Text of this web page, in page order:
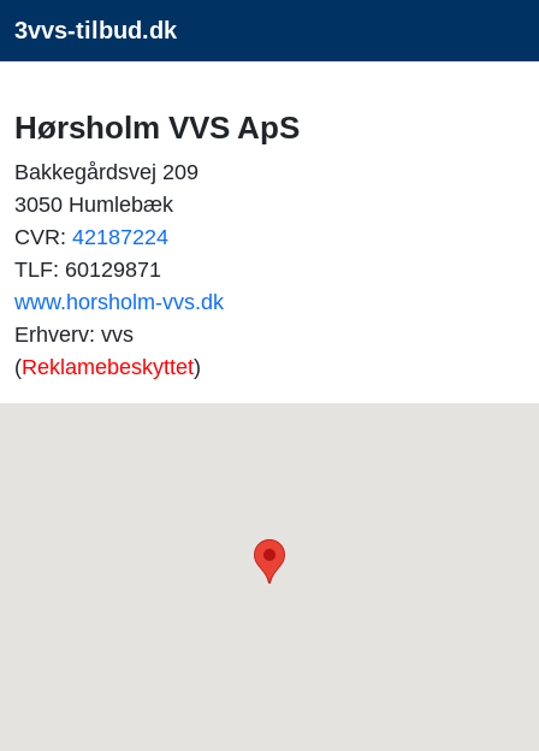
3vvs-tilbud.dk
Hørsholm VVS ApS
Bakkegårdsvej 209
3050 Humlebæk
CVR: 42187224
TLF: 60129871
www.horsholm-vvs.dk
Erhverv: vvs
(Reklamebeskyttet)